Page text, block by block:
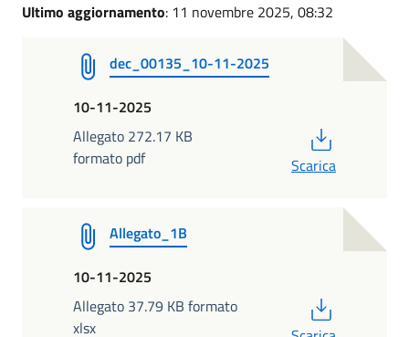
Ultimo aggiornamento: 11 novembre 2025, 08:32
dec_00135_10-11-2025
10-11-2025
Allegato 272.17 KB
formato pdf
Scarica
Allegato_1B
10-11-2025
Allegato 37.79 KB formato
xlsx